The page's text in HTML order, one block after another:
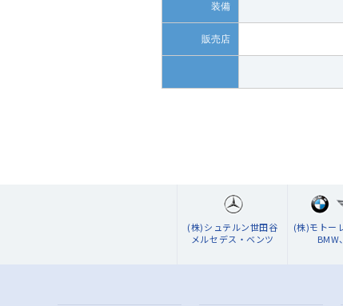
装備
販売店
(株)シュテルン世田谷
メルセデス・ベンツ
(株)モトー
BMW